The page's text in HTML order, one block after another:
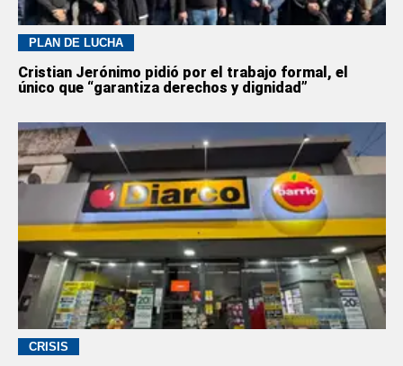
PLAN DE LUCHA
Cristian Jerónimo pidió por el trabajo formal, el
único que “garantiza derechos y dignidad”
CRISIS